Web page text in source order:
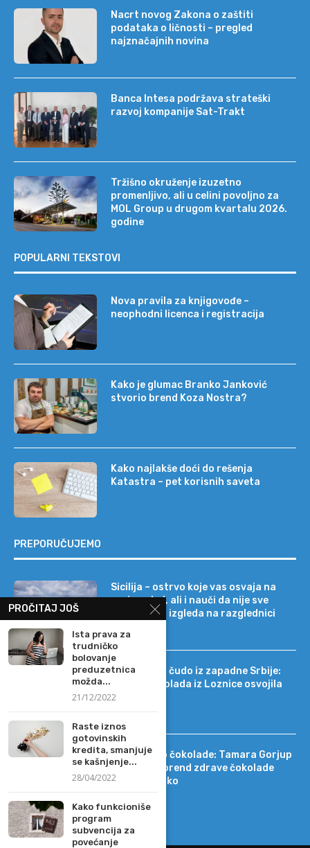
Nacrt novog Zakona o zaštiti
podataka o ličnosti – pregled
najznačajnih novina
Banca Intesa podržava strateški
razvoj kompanije Sat-Trakt
Tržišno okruženje izuzetno
promenljivo, ali u celini povoljno za
MOL Group u drugom kvartalu 2026.
godine
POPULARNI TEKSTOVI
Nova pravila za knjigovođe –
neophodni licenca i registracija
Kako je glumac Branko Janković
stvorio brend Koza Nostra?
Kako najlakše doći do rešenja
Katastra – pet korisnih saveta
PREPORUČUJEMO
Sicilija – ostrvo koje vas osvaja na
prvi pogled, ali i nauči da nije sve
onako kako izgleda na razglednici
Tehnološko čudo iz zapadne Srbije:
kako je čokolada iz Loznice osvojila
22 tržišta
Od DIF-a do čokolade: Tamara Gorjup
pokrenula brend zdrave čokolade
Kapetan Koko
PROČITAJ JOŠ
Ista prava za
trudničko
bolovanje
preduzetnica
možda...
21/12/2022
Raste iznos
gotovinskih
kredita, smanjuje
se kašnjenje...
28/04/2022
Kako funkcioniše
program
subvencija za
povećanje